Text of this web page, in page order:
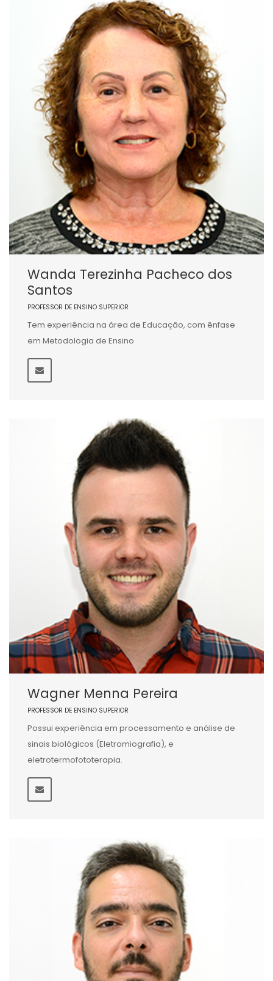
Wanda Terezinha Pacheco dos
Santos
PROFESSOR DE ENSINO SUPERIOR
Tem experiência na área de Educação, com ênfase
em Metodologia de Ensino
Wagner Menna Pereira
PROFESSOR DE ENSINO SUPERIOR
Possui experiência em processamento e análise de
sinais biológicos (Eletromiografia), e
eletrotermofototerapia.